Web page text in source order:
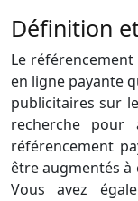
Définition
Le
en ligne payante
publicitaires sur
recherche pour
référencement
être augmentés
Vous avez